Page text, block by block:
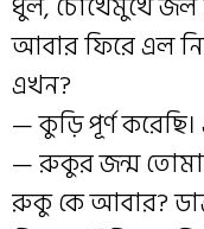
আবার ফিরে এল
এখন?
— কুড়ি পূর্ণ
— রুকুর জন্ম
রুকু কে আবার?